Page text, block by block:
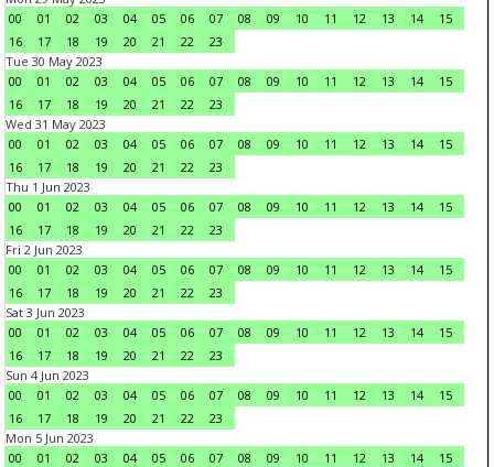
00
01 02 03 04 05 06 07 08 09 10 11 12 13 14
15
16
17 18 19 20 21 22
23
Tue 30 May 2023
00
01 02 03 04 05 06 07 08 09 10 11 12 13 14
15
16
17 18 19 20 21 22
23
Wed 31 May 2023
00
01 02 03 04 05 06 07 08 09 10 11 12 13 14
15
16
17 18 19 20 21 22
23
Thu 1 Jun 2023
00
01 02 03 04 05 06 07 08 09 10 11 12 13 14
15
16
17 18 19 20 21 22
23
Fri 2 Jun 2023
00
01 02 03 04 05 06 07 08 09 10 11 12 13 14
15
16
17 18 19 20 21 22
23
Sat 3 Jun 2023
00
01 02 03 04 05 06 07 08 09 10 11 12 13 14
15
16
17 18 19 20 21 22
23
Sun 4 Jun 2023
00
01 02 03 04 05 06 07 08 09 10 11 12 13 14
15
16
17 18 19 20 21 22
23
Mon 5 Jun 2023
00
01 02 03 04 05 06 07 08 09 10 11 12 13 14
15